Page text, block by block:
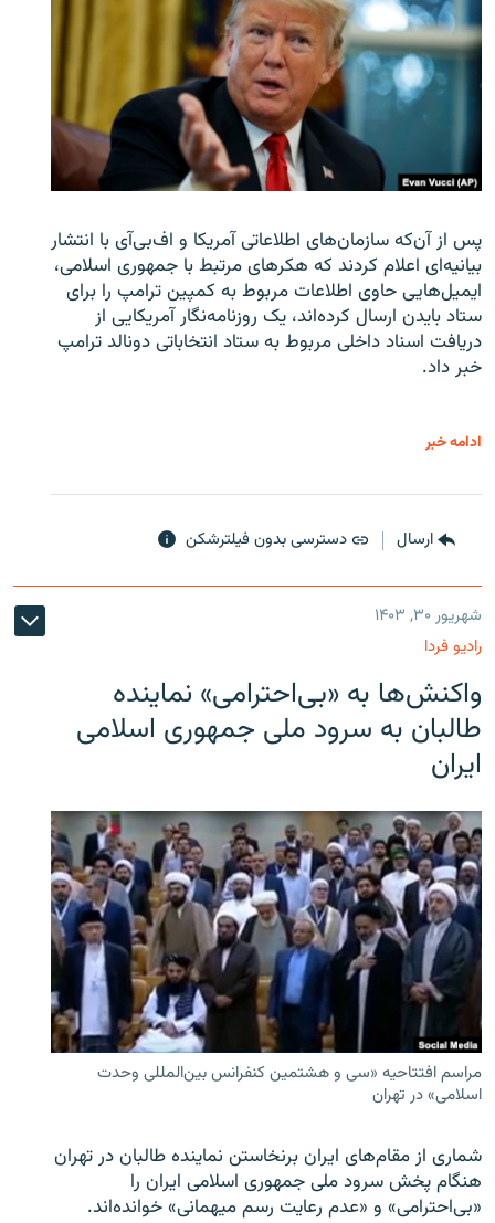
پس از آن‌که سازمان‌های اطلاعاتی آمریکا و اف‌بی‌آی با انتشار
بیانیه‌ای اعلام کردند که هکرهای مرتبط با جمهوری اسلامی،
ایمیل‌هایی حاوی اطلاعات مربوط به کمپین ترامپ را برای
ستاد بایدن ارسال کرده‌اند، یک روزنامه‌نگار آمریکایی از
دریافت اسناد داخلی مربوط به ستاد انتخاباتی دونالد ترامپ
خبر داد.
ادامه خبر
ارسال دسترسی بدون فیلترشکن
شهریور ۳۰, ۱۴۰۳
رادیو فردا
واکنش‌ها به «بی‌احترامی» نماینده
طالبان به سرود ملی جمهوری اسلامی
ایران
مراسم افتتاحیه «سی و هشتمین کنفرانس بین‌المللی وحدت
اسلامی» در تهران
شماری از مقام‌های ایران برنخاستن نماینده طالبان در تهران
هنگام پخش سرود ملی جمهوری اسلامی ایران را
«بی‌احترامی» و «عدم رعایت رسم میهمانی» خوانده‌اند.